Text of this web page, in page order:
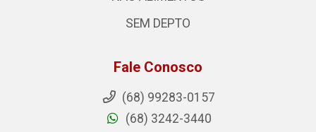
SEM DEPTO
Fale Conosco
(68) 99283-0157
(68) 3242-3440